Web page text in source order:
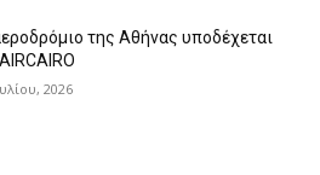
της Αθήνας υποδέχεται
2026